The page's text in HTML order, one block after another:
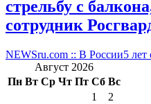
стрельбу с
сотрудник
NEWSru.com :: В России5 лет
Август 2026
Пн Вт Ср Чт Пт Сб Вс
1
2